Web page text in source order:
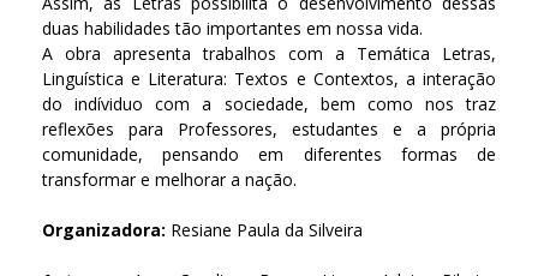
duas habilidades tão importantes em nossa vida.
A obra apresenta trabalhos com a Temática Letras,
Linguística e Literatura: Textos e Contextos, a interação
do indíviduo com a sociedade, bem como nos traz
reflexões para Professores, estudantes e a própria
comunidade, pensando em diferentes formas de
transformar e melhorar a nação.
Organizadora: Resiane Paula da Silveira